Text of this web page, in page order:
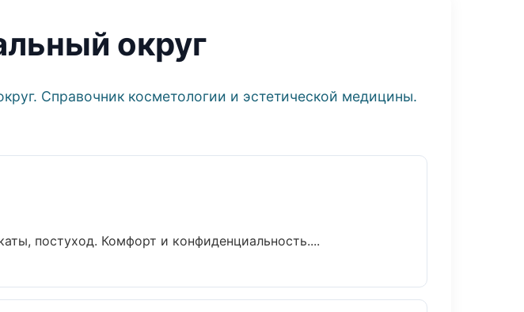
округ
Справочник косметологии и эстетической медицины.
постуход. Комфорт и конфиденциальность....